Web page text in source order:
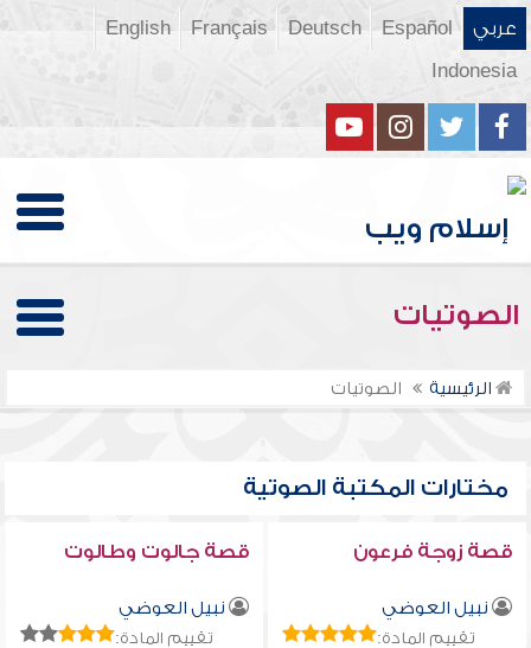
عربي Español
Deutsch
Français
English
Indonesia
الصوتيات
الرئيسية الصوتيات
مختارات المكتبة الصوتية
قصة زوجة فرعون
نبيل العوضي
تقييم المادة:
قصة جالوت وطالوت
نبيل العوضي
تقييم المادة: